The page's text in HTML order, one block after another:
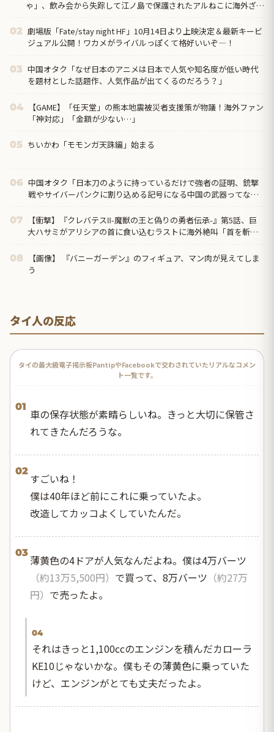
ゃ」、飲み会から失踪して江ノ島で保護されたアルねこに海外ざわ
ぞ、夢か？」
02 劇場版「Fate/stay night HF」10月14日より上映決定＆最新キービ
ジュアル公開！ワカメがライバルっぽくて格好いいぞ―！
03 中国オタク「なぜ日本のアニメは日本で人気や知名度が低い時代
を題材とした話題作、人気作品が出てくるのだろう？」
04
【GAME】「任天堂」の熊本地震被災者支援策が物議！海外ファン
「神対応」「金額が少ない…」
05 ちいかわ「モモンガ天誅編」始まる
06 中国オタク「日本刀のように持っているだけで強者の証明、銃撃
戦やサイバーパンクに割り込める記号になる中国の武器ってなん
07
【衝撃】『クレバテスⅡ-魔獣の王と偽りの勇者伝承-』第5話、巨
大ハサミがアリシアの首に食い込むラストに海外絶叫「首を斬り
08
【画像】 『バニーガーデン』のフィギュア、マン肉が見えてしま
う
タイ人の反応
タイの最大級電子掲示板PantipやFacebookで交わされていたリアルなコメン
ト一覧です。
01
車の保存状態が素晴らしいね。きっと大切に保管さ
れてきたんだろうな。
02
すごいね！
僕は40年ほど前にこれに乗っていたよ。
改造してカッコよくしていたんだ。
03
薄黄色の4ドアが人気なんだよね。僕は4万バーツ
（約13万5,500円） で買って、8万バーツ （約27万
円） で売ったよ。
04
それはきっと1,100ccのエンジンを積んだカローラ
KE10じゃないかな。僕もその薄黄色に乗っていた
けど、エンジンがとても丈夫だったよ。